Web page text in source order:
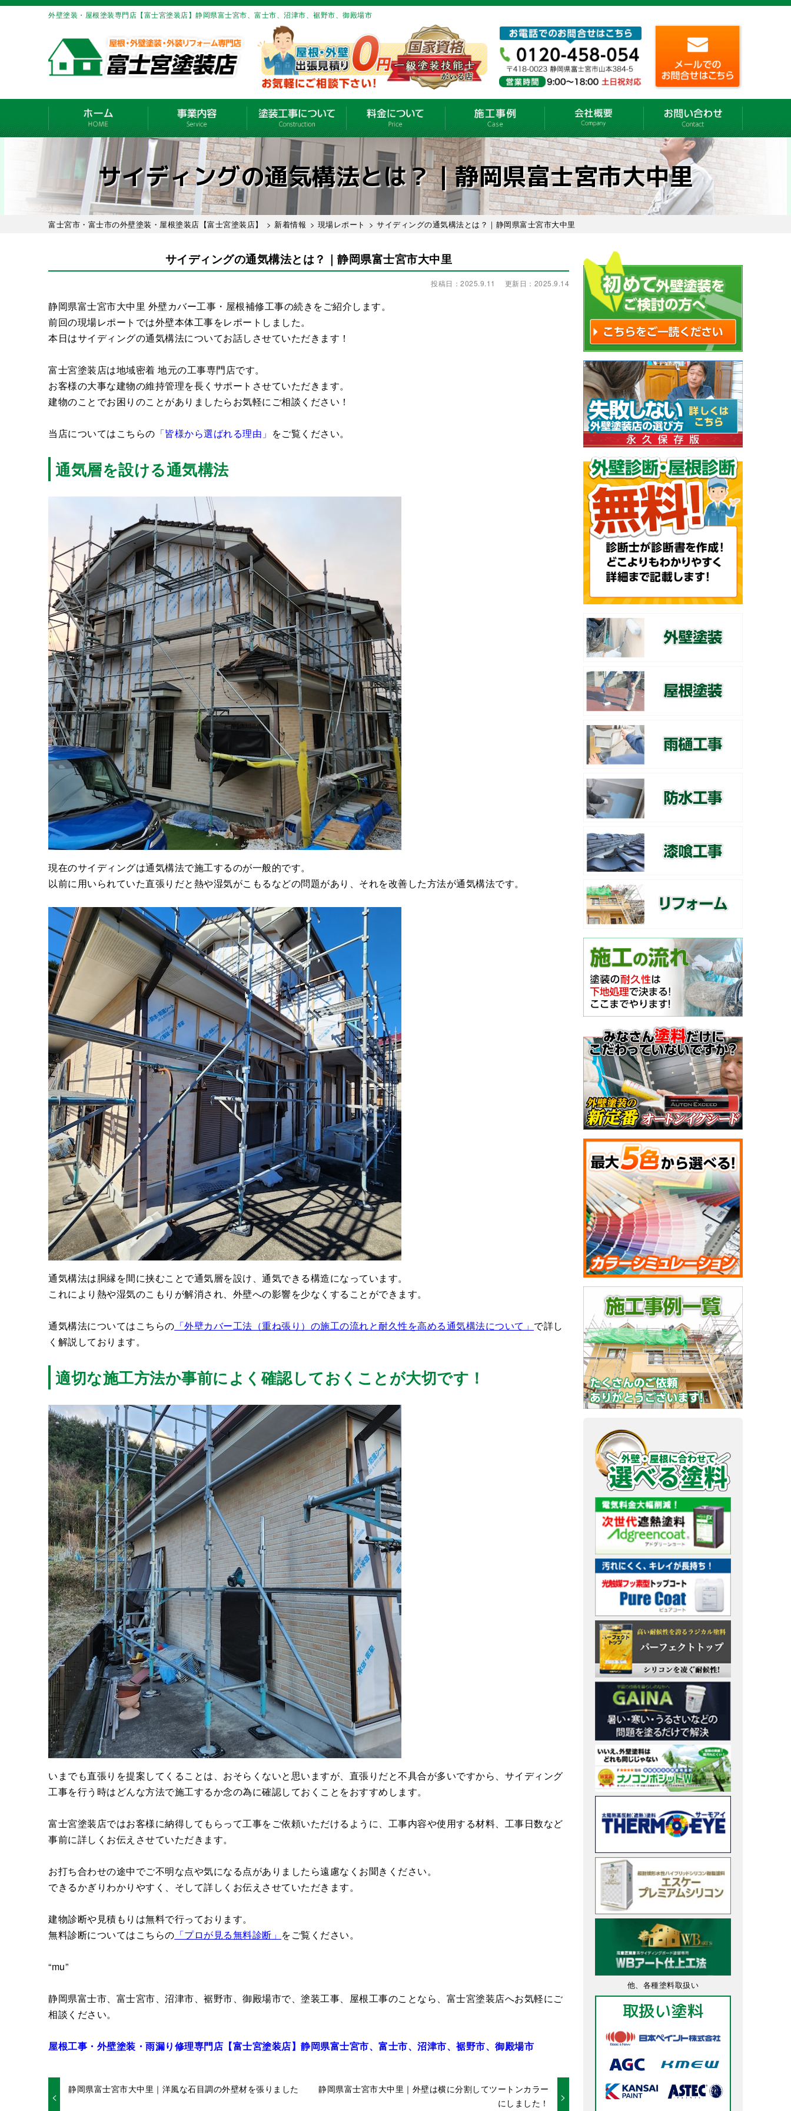
外壁塗装・屋根塗装専門店【富士宮塗装店】静岡県富士宮市、富士市、沼津市、裾野市、御殿場市
サイディングの通気構法とは？｜静岡県富士宮市大中里
富士宮市・富士市の外壁塗装・屋根塗装店【富士宮塗装店】 > 新着情報 > 現場レポート > サイディングの通気構法とは？｜静岡県富士宮市大中里
サイディングの通気構法とは？｜静岡県富士宮市大中里
投稿日：2025.9.11 更新日：2025.9.14
静岡県富士宮市大中里 外壁カバー工事・屋根補修工事の続きをご紹介します。
前回の現場レポートでは外壁本体工事をレポートしました。
本日はサイディングの通気構法についてお話しさせていただきます！
富士宮塗装店は地域密着 地元の工事専門店です。
お客様の大事な建物の維持管理を長くサポートさせていただきます。
建物のことでお困りのことがありましたらお気軽にご相談ください！
当店についてはこちらの 「皆様から選ばれる理由」 をご覧ください。
通気層を設ける通気構法
現在のサイディングは通気構法で施工するのが一般的です。
以前に用いられていた直張りだと熱や湿気がこもるなどの問題があり、それを改善した方法が通気構法です。
通気構法は胴縁を間に挟むことで通気層を設け、通気できる構造になっています。
これにより熱や湿気のこもりが解消され、外壁への影響を少なくすることができます。
通気構法についてはこちらの 「外壁カバー工法（重ね張り）の施工の流れと耐久性を高める通気構法について」 で詳し
く解説しております。
適切な施工方法か事前によく確認しておくことが大切です！
いまでも直張りを提案してくることは、おそらくないと思いますが、直張りだと不具合が多いですから、サイディング
工事を行う時はどんな方法で施工するか念の為に確認しておくことをおすすめします。
富士宮塗装店ではお客様に納得してもらって工事をご依頼いただけるように、工事内容や使用する材料、工事日数など
事前に詳しくお伝えさせていただきます。
お打ち合わせの途中でご不明な点や気になる点がありましたら遠慮なくお聞きください。
できるかぎりわかりやすく、そして詳しくお伝えさせていただきます。
建物診断や見積もりは無料で行っております。
無料診断についてはこちらの 「プロが見る無料診断」 をご覧ください。
“mu”
静岡県富士市、富士宮市、沼津市、裾野市、御殿場市で、塗装工事、屋根工事のことなら、富士宮塗装店へお気軽にご
相談ください。
屋根工事・外壁塗装・雨漏り修理専門店【富士宮塗装店】静岡県富士宮市、富士市、沼津市、裾野市、御殿場市
静岡県富士宮市大中里｜洋風な石目調の外壁材を張りました
静岡県富士宮市大中里｜外壁は横に分割してツートンカラー
にしました！
他、各種塗料取扱い
取扱い塗料